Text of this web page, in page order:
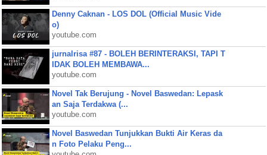
Denny Caknan - LOS DOL (Official Music Vide
o)
youtube.com
jurnalrisa #87 - BOLEH BERINTERAKSI, TAPI T
IDAK BOLEH MEMBAWA...
youtube.com
Novel Tak Berujung - Novel Baswedan: Lepask
an Saja Terdakwa (...
youtube.com
Novel Baswedan Tunjukkan Bukti Air Keras da
n Foto Pelaku Peng...